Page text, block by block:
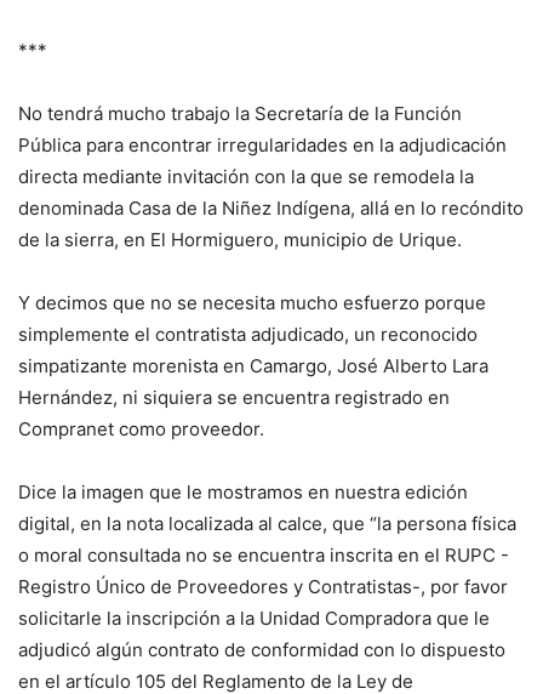
***
No tendrá mucho trabajo la Secretaría de la Función
Pública para encontrar irregularidades en la adjudicación
directa mediante invitación con la que se remodela la
denominada Casa de la Niñez Indígena, allá en lo recóndito
de la sierra, en El Hormiguero, municipio de Urique.
Y decimos que no se necesita mucho esfuerzo porque
simplemente el contratista adjudicado, un reconocido
simpatizante morenista en Camargo, José Alberto Lara
Hernández, ni siquiera se encuentra registrado en
Compranet como proveedor.
Dice la imagen que le mostramos en nuestra edición
digital, en la nota localizada al calce, que “la persona física
o moral consultada no se encuentra inscrita en el RUPC -
Registro Único de Proveedores y Contratistas-, por favor
solicitarle la inscripción a la Unidad Compradora que le
adjudicó algún contrato de conformidad con lo dispuesto
en el artículo 105 del Reglamento de la Ley de